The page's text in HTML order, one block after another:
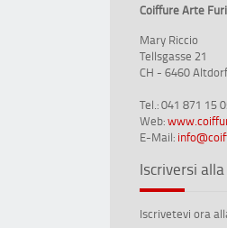
Coiffure Arte
Mary Riccio
Tellsgasse 21
CH - 6460 Altdorf
Tel.: 041 871 15
Web:
E-Mail:
Iscriversi
Iscrivetevi ora